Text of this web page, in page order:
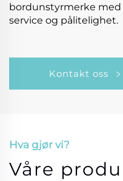
bordunstyrmerke med
service og pålitelighet.
Kontakt oss
Hva gjør vi?
Våre